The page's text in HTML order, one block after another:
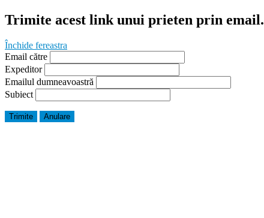
Trimite acest link unui prieten prin email.
Închide fereastra
Email către
Expeditor
Emailul dumneavoastră
Subiect
Trimite Anulare